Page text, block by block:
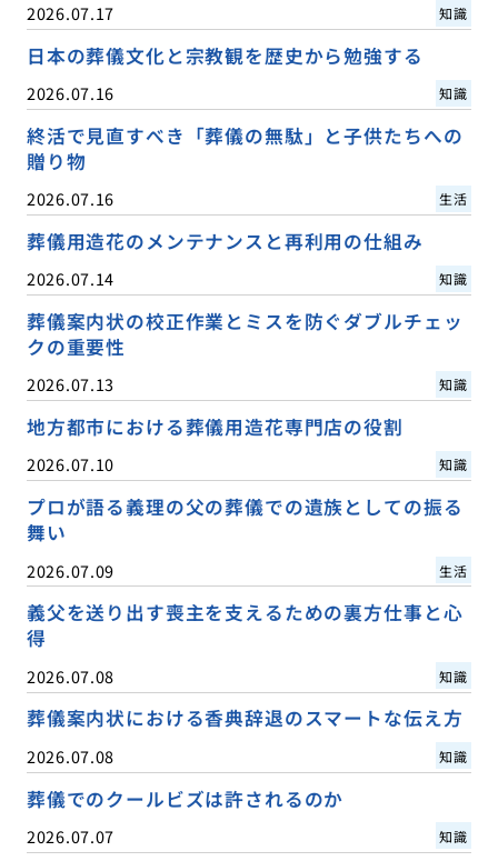
2026.07.17 知識
日本の葬儀文化と宗教観を歴史から勉強する
2026.07.16 知識
終活で見直すべき「葬儀の無駄」と子供たちへの
贈り物
2026.07.16 生活
葬儀用造花のメンテナンスと再利用の仕組み
2026.07.14 知識
葬儀案内状の校正作業とミスを防ぐダブルチェッ
クの重要性
2026.07.13 知識
地方都市における葬儀用造花専門店の役割
2026.07.10 知識
プロが語る義理の父の葬儀での遺族としての振る
舞い
2026.07.09 生活
義父を送り出す喪主を支えるための裏方仕事と心
得
2026.07.08 知識
葬儀案内状における香典辞退のスマートな伝え方
2026.07.08 知識
葬儀でのクールビズは許されるのか
2026.07.07 知識